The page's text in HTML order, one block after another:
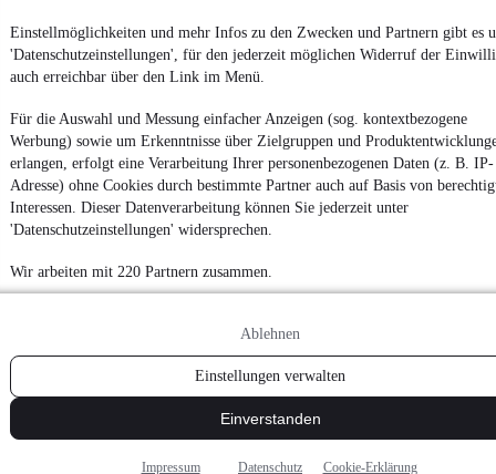
Einstellmöglichkeiten und mehr Infos zu den Zwecken und Partnern gibt es
'Datenschutzeinstellungen', für den jederzeit möglichen Widerruf der
auch erreichbar über den Link im Menü.
Für die Auswahl und Messung einfacher Anzeigen (sog. kontextbezogene
Werbung) sowie um Erkenntnisse über Zielgruppen und
erlangen, erfolgt eine Verarbeitung Ihrer personenbezogenen Daten (z. B. IP-
Adresse) ohne Cookies durch bestimmte Partner auch auf Basis von
Interessen. Dieser Datenverarbeitung können Sie jederzeit unter
'Datenschutzeinstellungen' widersprechen.
Wir arbeiten mit 220 Partnern zusammen.
Ablehnen
Einstellungen verwalten
Einverstanden
Impressum Datenschutz Cookie-Erklärung
Noch mehrneue Autosunterschiedlicher Marken, auch als